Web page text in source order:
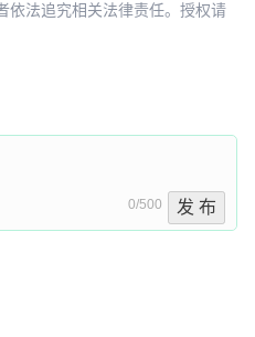
依法追究相关法律责任。授权请
0/500 发 布